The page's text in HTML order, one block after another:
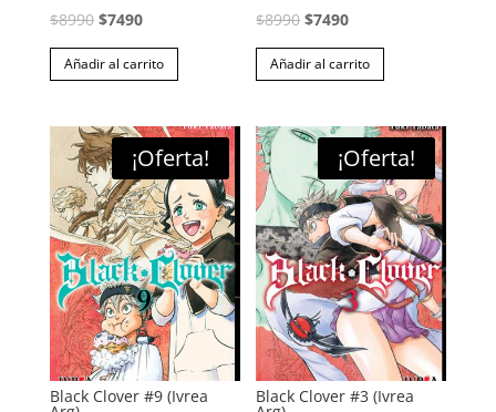
$8990 El
precio
original
$8990.
$7490El
precio
actual
$7490.
Añadir al carrito
$8990 El
precio
original
$8990.
$7490El
precio
actual
$7490.
Añadir al carrito
¡Oferta!
Black Clover #9 (Ivrea
¡Oferta!
Black Clover #3 (Ivrea